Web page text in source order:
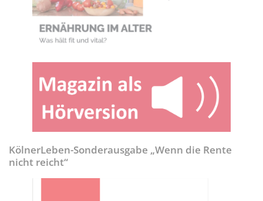
KölnerLeben-Sonderausgabe „Wenn die Rente
nicht reicht“